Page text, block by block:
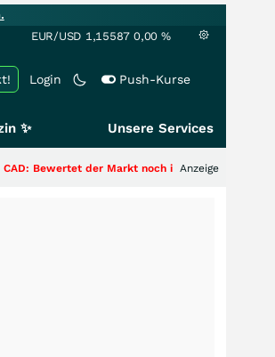
EUR/USD 1,15587 0,00 %
Login Push-Kurse
✨ Unsere Services
der Markt noch immer nur die Hälfte der Story?
Anzeige